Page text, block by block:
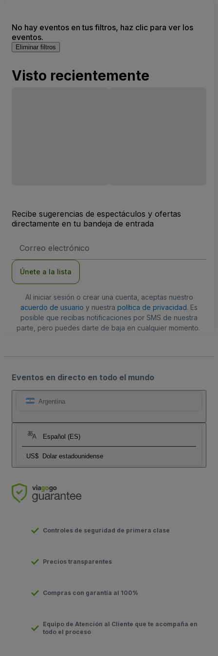
No hay eventos en tus filtros, haz clic para ver los
eventos.
Eliminar filtros
Visto recientemente
Recibe sugerencias de espectáculos y ofertas
directamente en tu bandeja de entrada
de
Únete a la lista
Al iniciar sesión o crear una cuenta, aceptas nuestro
acuerdo de usuario y nuestra política de privacidad. Es
posible que recibas notificaciones por SMS de nuestra
parte, pero puedes darte de baja en cualquier momento.
Eventos en directo en todo el mundo
Argentina
Español (ES)
US$ Dolar estadounidense
Controles de seguridad de primera clase
Precios transparentes
Compras con garantía al 100%
Equipo de Atención al Cliente que te acompaña en
todo el proceso